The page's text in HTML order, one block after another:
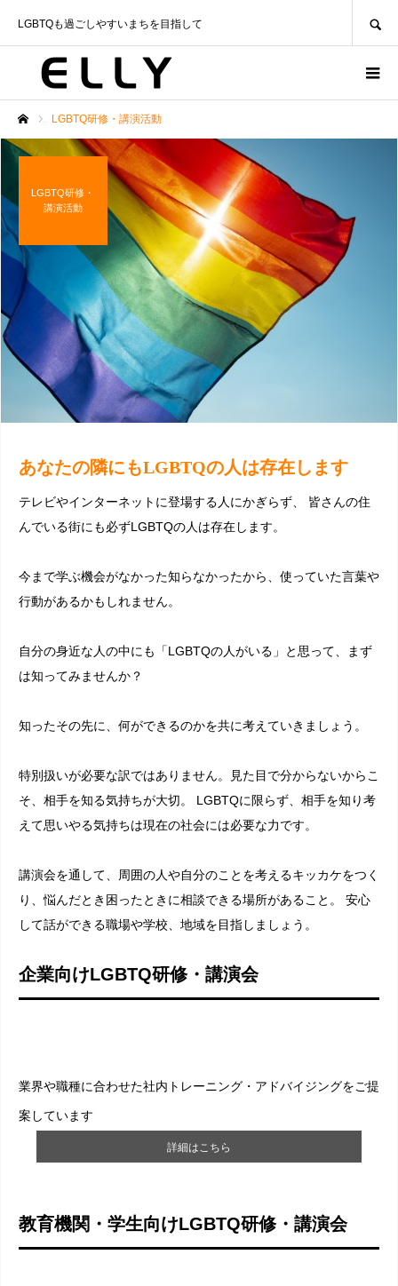
LGBTQも過ごしやすいまちを目指して
LGBTQ研修・講演活動
LGBTQ研修・
講演活動
あなたの隣にもLGBTQの人は存在します
テレビやインターネットに登場する人にかぎらず、 皆さんの住
んでいる街にも必ずLGBTQの人は存在します。
今まで学ぶ機会がなかった知らなかったから、使っていた言葉や
行動があるかもしれません。
自分の身近な人の中にも「LGBTQの人がいる」と思って、まず
は知ってみませんか？
知ったその先に、何ができるのかを共に考えていきましょう。
特別扱いが必要な訳ではありません。見た目で分からないからこ
そ、相手を知る気持ちが大切。 LGBTQに限らず、相手を知り考
えて思いやる気持ちは現在の社会には必要な力です。
講演会を通して、周囲の人や自分のことを考えるキッカケをつく
り、悩んだとき困ったときに相談できる場所があること。 安心
して話ができる職場や学校、地域を目指しましょう。
企業向けLGBTQ研修・講演会
業界や職種に合わせた社内トレーニング・アドバイジングをご提
案しています
詳細はこちら
教育機関・学生向けLGBTQ研修・講演会